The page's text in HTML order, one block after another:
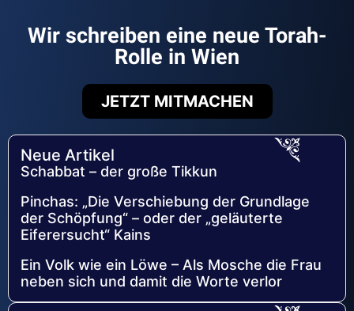
Wir schreiben eine neue Torah-
Rolle in Wien
JETZT MITMACHEN
Neue Artikel
Schabbat – der große Tikkun
Pinchas: „Die Verschiebung der Grundlage
der Schöpfung“ – oder der „geläuterte
Eiferersucht“ Kains
Ein Volk wie ein Löwe – Als Mosche die Frau
neben sich und damit die Worte verlor